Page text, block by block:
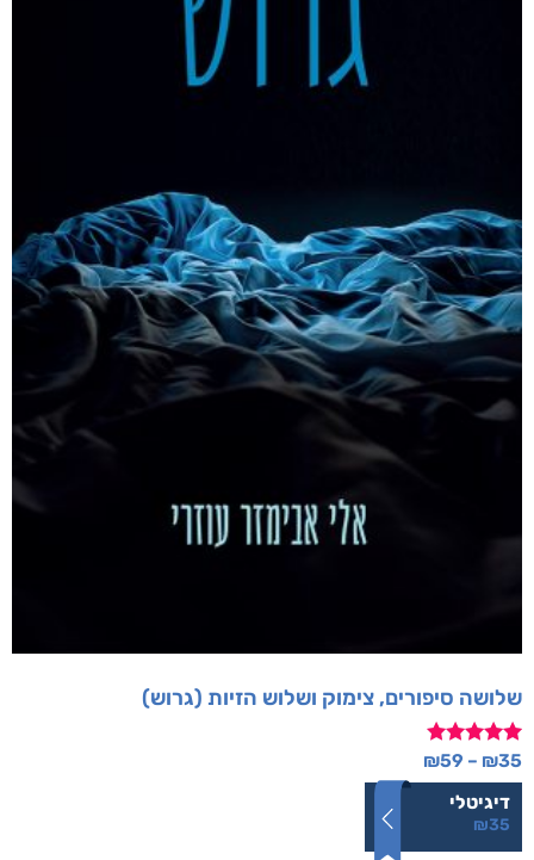
שלושה סיפורים, צימוק ושלוש הזיות (גרוש)
דורג
מתוך 5
₪35
–
₪59
דיגיטלי
₪35